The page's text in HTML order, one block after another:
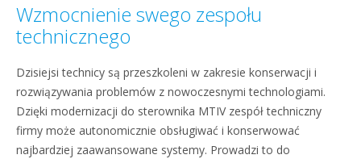
Wzmocnienie swego zespołu
technicznego
Dzisiejsi technicy są przeszkoleni w zakresie konserwacji i
rozwiązywania problemów z nowoczesnymi technologiami.
Dzięki modernizacji do sterownika MTIV zespół techniczny
firmy może autonomicznie obsługiwać i konserwować
najbardziej zaawansowane systemy. Prowadzi to do